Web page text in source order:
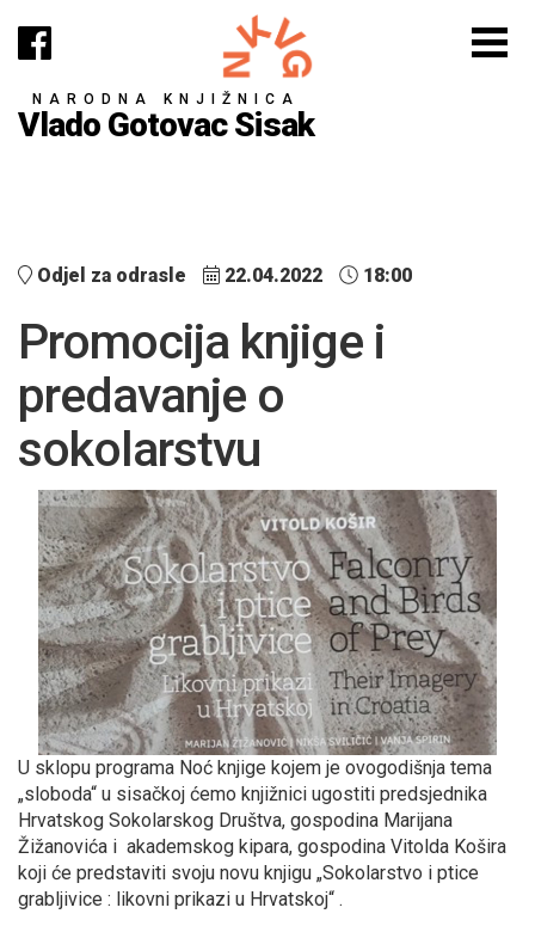
NARODNA KNJIŽNICA
Vlado Gotovac Sisak
Odjel za odrasle 22.04.2022 18:00
Promocija knjige i
predavanje o
sokolarstvu
U sklopu programa Noć knjige kojem je ovogodišnja tema
„sloboda“ u sisačkoj ćemo knjižnici ugostiti predsjednika
Hrvatskog Sokolarskog Društva, gospodina Marijana
Žižanovića i akademskog kipara, gospodina Vitolda Košira
koji će predstaviti svoju novu knjigu „Sokolarstvo i ptice
grabljivice : likovni prikazi u Hrvatskoj“ .